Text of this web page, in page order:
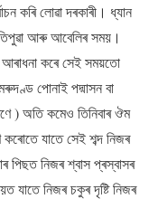
কৰি লোৱা দৰকাৰী। ধ্যান
আৰু আবেলিৰ সময়।
কৰে সেই সময়তো
পোনাই পদ্মাসন বা
) অতি কমেও তিনিবাৰ ঔম
কৰোতে যাতে সেই শব্দ নিজৰ
পিছত নিজৰ শ্বাস প্ৰস্বাসৰ
যাতে নিজৰ চকুৰ দৃষ্টি নিজৰ